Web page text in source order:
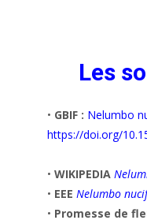
Les
• GBIF : Nelumbo
https://doi.org/
• WIKIPEDIA
• EEE Nelumbo
• Promesse de